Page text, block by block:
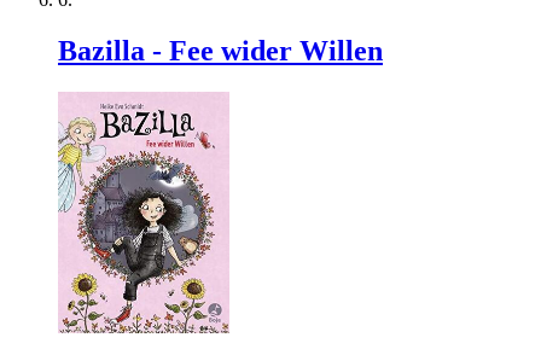
Bazilla - Fee wider Willen